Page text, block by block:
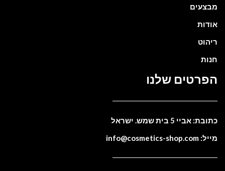
מבצעים
אודות
ריהוט
חנות
הפרטים שלנו
כתובת: אביי 5 בית שמש. ישראל
מייל: info@cosmetics-shop.com